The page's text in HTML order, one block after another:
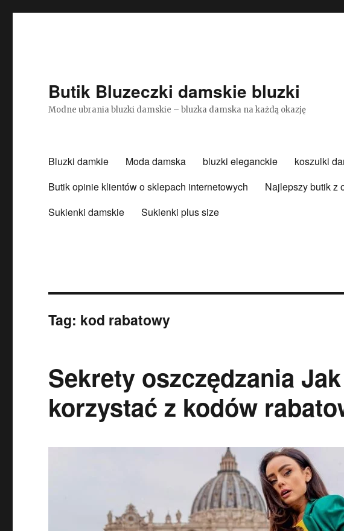
Butik Bluzeczki damskie bluzki
Modne ubrania bluzki damskie – bluzka damska na każdą okazję
Bluzki damkie Moda damska bluzki eleganckie koszulki
Butik opinie klientów o sklepach internetowych
Najlepszy butik z
Sukienki damskie
Sukienki plus size
Tag: kod rabatowy
Sekrety oszczędzania
korzystać z kodów